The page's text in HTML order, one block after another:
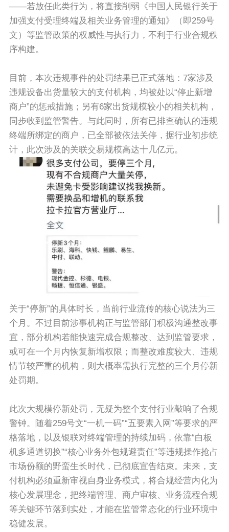
——若放任此类行为，将直接削弱《中国人民银行关于
加强支付受理终端及相关业务管理的通知》（即259号
文）等监管政策的权威性与执行力，不利于行业合规秩
序构建。
目前，本次违规事件的处罚结果已正式落地：7家涉及
违规设备出货量较大的支付机构，均被处以“停止新增
商户”的惩戒措施；另有6家出货规模较小的相关机构，
同步收到监管警告。与此同时，所有已排查确认的违规
终端所绑定的商户，已全部被依法关停，据行业初步统
计，此次涉及的关联交易规模高达十几亿元。
关于“停新”的具体时长，当前行业流传的核心说法为三
个月。不过目前涉事机构正与监管部门积极沟通整改事
宜，部分机构若能快速完成合规整改、达到监管要求，
或可在一个月内恢复新增权限；而整改难度较大、违规
情节较严重的机构，则大概率需执行完整的三个月停新
处罚期。
此次大规模停新处罚，无疑为整个支付行业敲响了合规
警钟。随着259号文“一机一码”“五要素入网”等要求的严
格落地，以及银联对终端管理的持续加码，依靠“白板
机多通道切换”“核心业务外包规避责任”等违规操作抢占
市场份额的野蛮生长时代，已彻底宣告结束。未来，支
付机构必须重新审视自身业务模式，将合规经营内化为
核心发展理念，把终端管理、商户审核、业务流程合规
等关键环节落到实处，才能在监管常态化的行业环境中
稳健发展。